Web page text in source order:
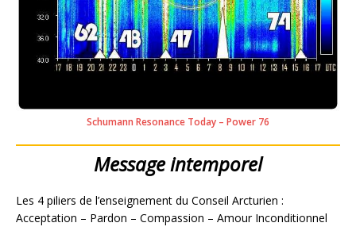
Schumann Resonance Today – Power 76
Message intemporel
Les 4 piliers de l’enseignement du Conseil Arcturien :
Acceptation – Pardon – Compassion – Amour Inconditionnel